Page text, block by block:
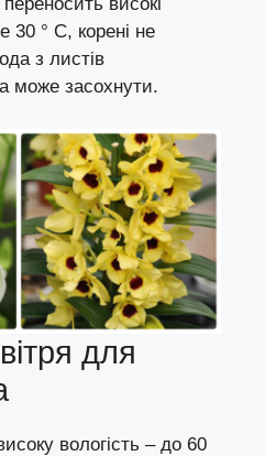
30 ° C, корені не
з листів
може засохнути.
для
вологість – до 60